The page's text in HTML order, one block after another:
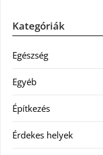
Kategóriák
Egészség
Egyéb
Építkezés
Érdekes helyek